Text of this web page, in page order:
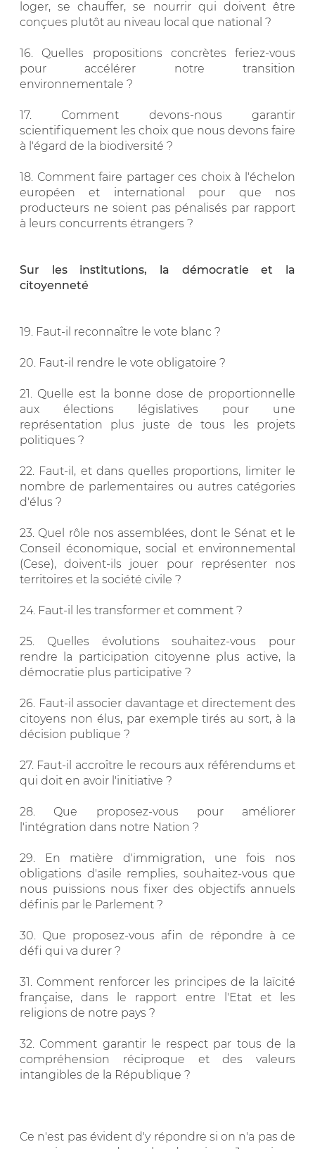
loger, se chauffer, se nourrir qui doivent être
conçues plutôt au niveau local que national ?
16. Quelles propositions concrètes feriez-vous
pour accélérer notre transition
environnementale ?
17. Comment devons-nous garantir
scientifiquement les choix que nous devons faire
à l'égard de la biodiversité ?
18. Comment faire partager ces choix à l'échelon
européen et international pour que nos
producteurs ne soient pas pénalisés par rapport
à leurs concurrents étrangers ?
Sur les institutions, la démocratie et la
citoyenneté
19. Faut-il reconnaître le vote blanc ?
20. Faut-il rendre le vote obligatoire ?
21. Quelle est la bonne dose de proportionnelle
aux élections législatives pour une
représentation plus juste de tous les projets
politiques ?
22. Faut-il, et dans quelles proportions, limiter le
nombre de parlementaires ou autres catégories
d'élus ?
23. Quel rôle nos assemblées, dont le Sénat et le
Conseil économique, social et environnemental
(Cese), doivent-ils jouer pour représenter nos
territoires et la société civile ?
24. Faut-il les transformer et comment ?
25. Quelles évolutions souhaitez-vous pour
rendre la participation citoyenne plus active, la
démocratie plus participative ?
26. Faut-il associer davantage et directement des
citoyens non élus, par exemple tirés au sort, à la
décision publique ?
27. Faut-il accroître le recours aux référendums et
qui doit en avoir l'initiative ?
28. Que proposez-vous pour améliorer
l'intégration dans notre Nation ?
29. En matière d'immigration, une fois nos
obligations d'asile remplies, souhaitez-vous que
nous puissions nous fixer des objectifs annuels
définis par le Parlement ?
30. Que proposez-vous afin de répondre à ce
défi qui va durer ?
31. Comment renforcer les principes de la laïcité
française, dans le rapport entre l'Etat et les
religions de notre pays ?
32. Comment garantir le respect par tous de la
compréhension réciproque et des valeurs
intangibles de la République ?
Ce n'est pas évident d'y répondre si on n'a pas de